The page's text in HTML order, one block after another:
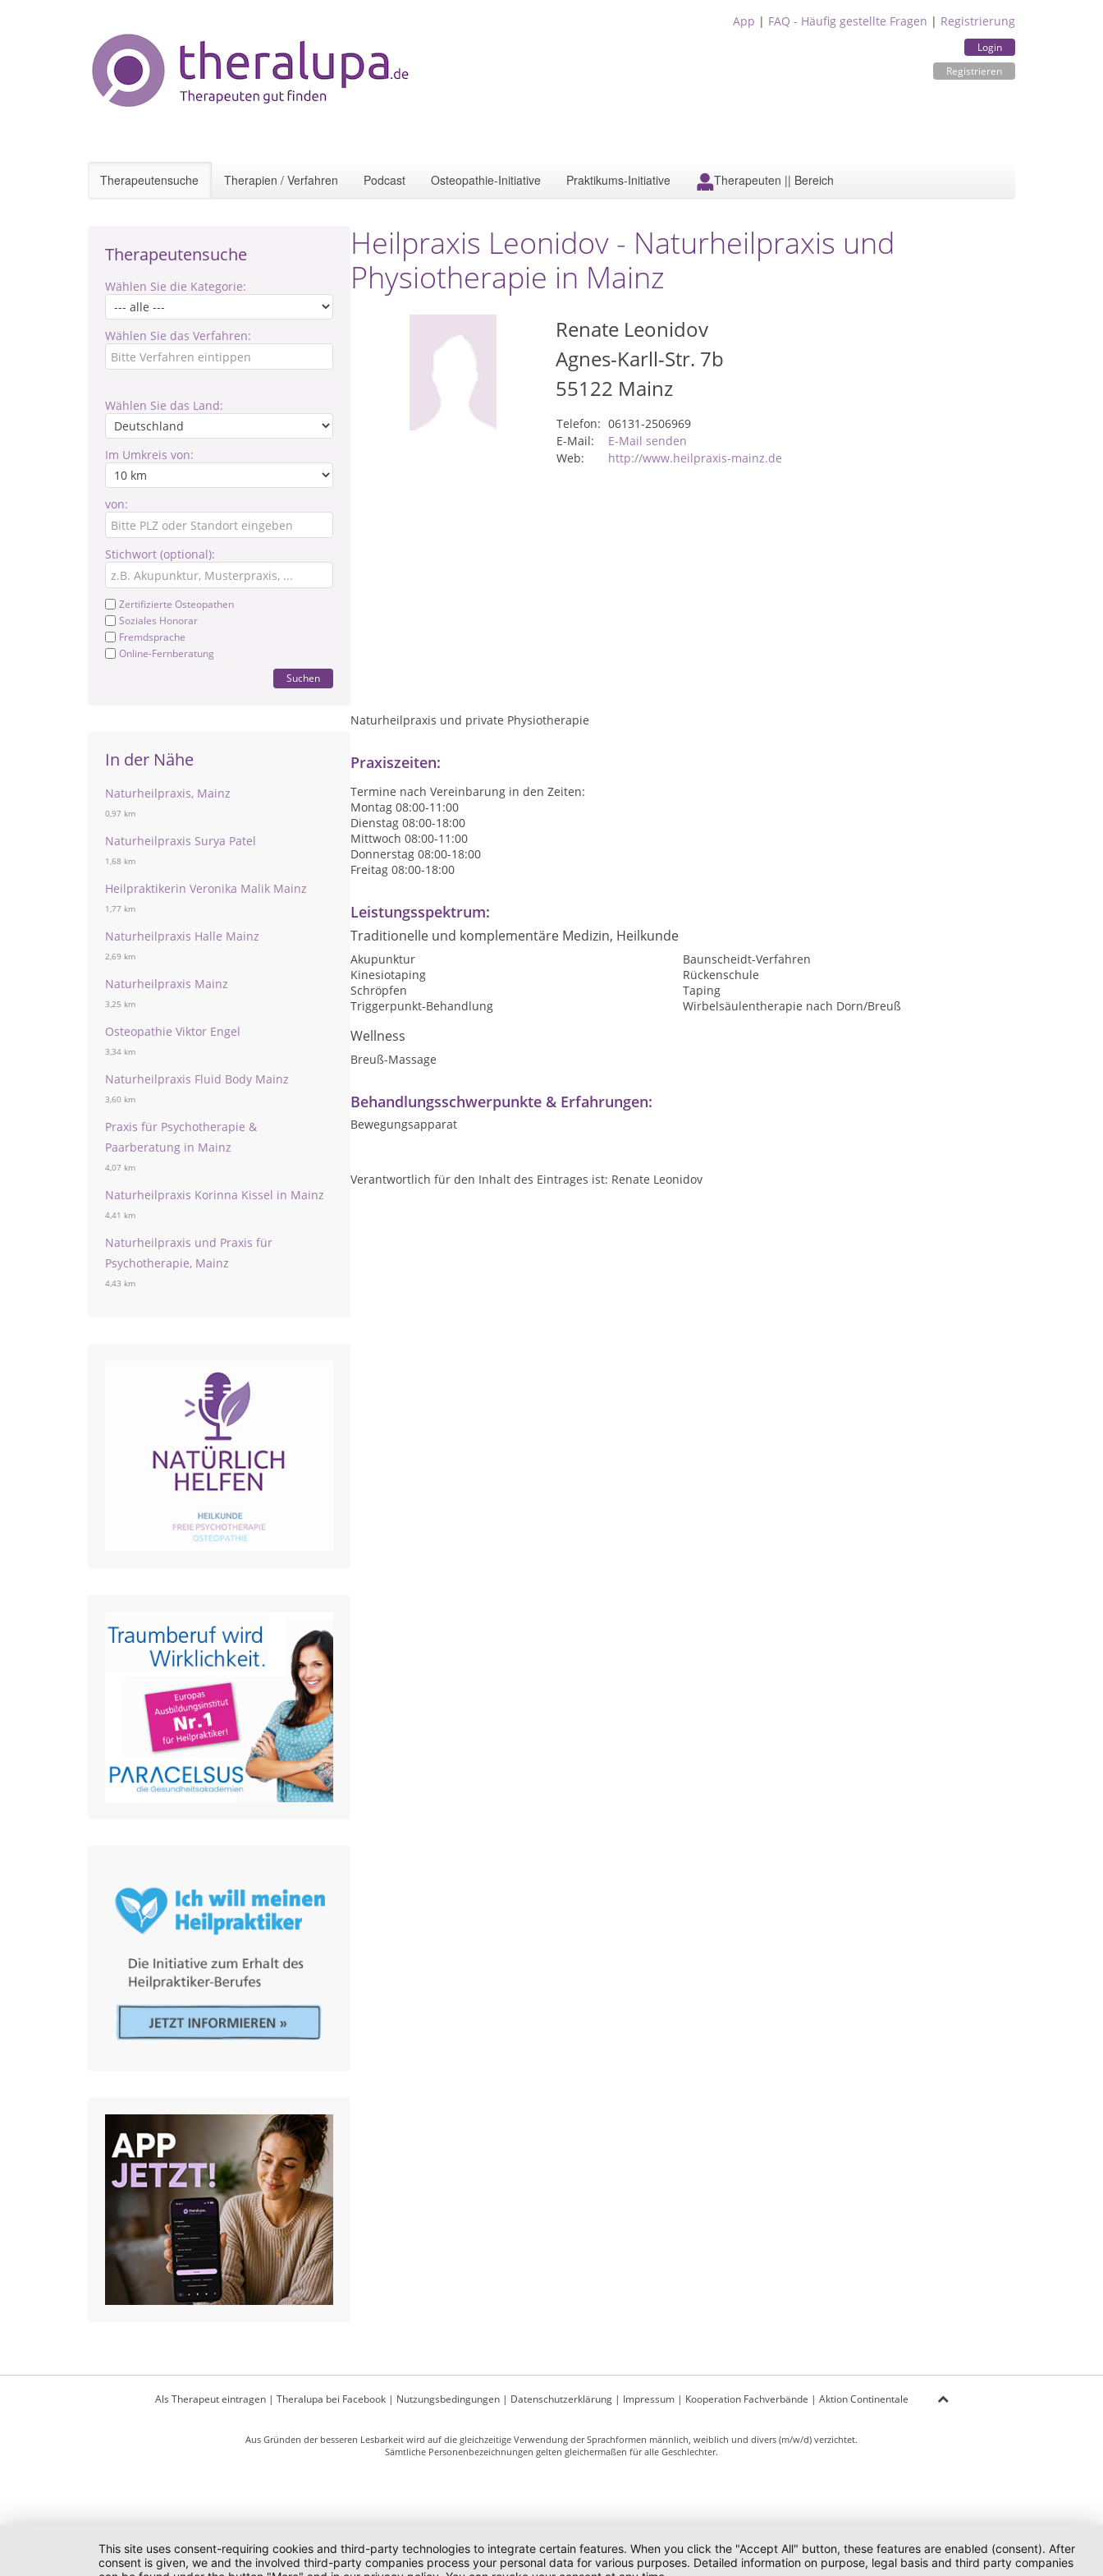
App | FAQ - Häufig gestellte Fragen | Registrierung
Login
Registrieren
Therapeutensuche Therapien / Verfahren Podcast Osteopathie-Initiative Praktikums-Initiative Therapeuten || Bereich
Therapeutensuche
Wählen Sie die Kategorie:
Wählen Sie das Verfahren:
Wählen Sie das Land:
Im Umkreis von:
von:
Stichwort (optional):
Zertifizierte Osteopathen
Soziales Honorar
Fremdsprache
Online-Fernberatung
Suchen
In der Nähe
Naturheilpraxis, Mainz
0,97 km
Naturheilpraxis Surya Patel
1,68 km
Heilpraktikerin Veronika Malik Mainz
1,77 km
Naturheilpraxis Halle Mainz
2,69 km
Naturheilpraxis Mainz
3,25 km
Osteopathie Viktor Engel
3,34 km
Naturheilpraxis Fluid Body Mainz
3,60 km
Praxis für Psychotherapie &
Paarberatung in Mainz
4,07 km
Naturheilpraxis Korinna Kissel in Mainz
4,41 km
Naturheilpraxis und Praxis für
Psychotherapie, Mainz
4,43 km
Heilpraxis Leonidov - Naturheilpraxis und
Physiotherapie in Mainz
Renate Leonidov
Agnes-Karll-Str. 7b
55122 Mainz
Telefon: 06131-2506969
E-Mail:
E-Mail senden
Web:
http://www.heilpraxis-mainz.de
Naturheilpraxis und private Physiotherapie
Praxiszeiten:
Termine nach Vereinbarung in den Zeiten:
Montag 08:00-11:00
Dienstag 08:00-18:00
Mittwoch 08:00-11:00
Donnerstag 08:00-18:00
Freitag 08:00-18:00
Leistungsspektrum:
Traditionelle und komplementäre Medizin, Heilkunde
Akupunktur
Baunscheidt-Verfahren
Kinesiotaping
Rückenschule
Schröpfen
Taping
Triggerpunkt-Behandlung
Wirbelsäulentherapie nach Dorn/Breuß
Wellness
Breuß-Massage
Behandlungsschwerpunkte & Erfahrungen:
Bewegungsapparat
Verantwortlich für den Inhalt des Eintrages ist: Renate Leonidov
Als Therapeut eintragen| Theralupa bei Facebook| Nutzungsbedingungen| Datenschutzerklärung| Impressum| Kooperation Fachverbände | Aktion Continentale
Aus Gründen der besseren Lesbarkeit wird auf die gleichzeitige Verwendung der Sprachformen männlich, weiblich und divers (m/w/d) verzichtet.
Sämtliche Personenbezeichnungen gelten gleichermaßen für alle Geschlechter.
This site uses consent-requiring cookies and third-party technologies to integrate certain features. When you click the "Accept All" button, these features are enabled (consent). After
consent is given, we and the involved third-party companies process your personal data for various purposes. Detailed information on purpose, legal basis and third party companies